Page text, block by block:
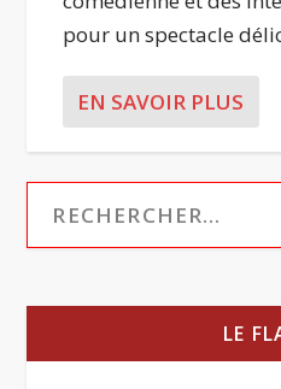
pour un spectacle
EN SAVOIR PLUS
LE